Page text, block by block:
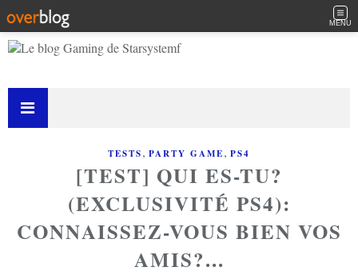
MENU
TESTS, PARTY GAME, PS4
[TEST] QUI ES-TU?
(EXCLUSIVITÉ PS4):
CONNAISSEZ-VOUS BIEN VOS
AMIS?...